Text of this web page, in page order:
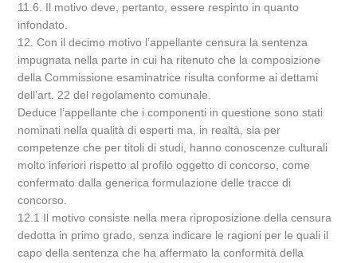
11.6. Il motivo deve, pertanto, essere respinto in quanto
infondato.
12. Con il decimo motivo l’appellante censura la sentenza
impugnata nella parte in cui ha ritenuto che la composizione
della Commissione esaminatrice risulta conforme ai dettami
dell’art. 22 del regolamento comunale.
Deduce l’appellante che i componenti in questione sono stati
nominati nella qualità di esperti ma, in realtà, sia per
competenze che per titoli di studi, hanno conoscenze culturali
molto inferiori rispetto al profilo oggetto di concorso, come
confermato dalla generica formulazione delle tracce di
concorso.
12.1 Il motivo consiste nella mera riproposizione della censura
dedotta in primo grado, senza indicare le ragioni per le quali il
capo della sentenza che ha affermato la conformità della